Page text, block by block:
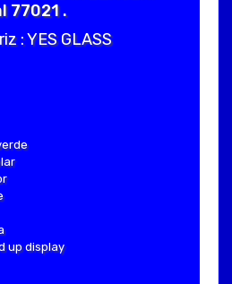
77021 .
: YES GLASS
up display